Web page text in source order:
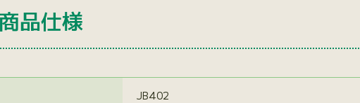
商品仕様
JB402